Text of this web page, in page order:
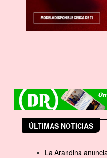
ÚLTIMAS NOTICIAS
La Arandina